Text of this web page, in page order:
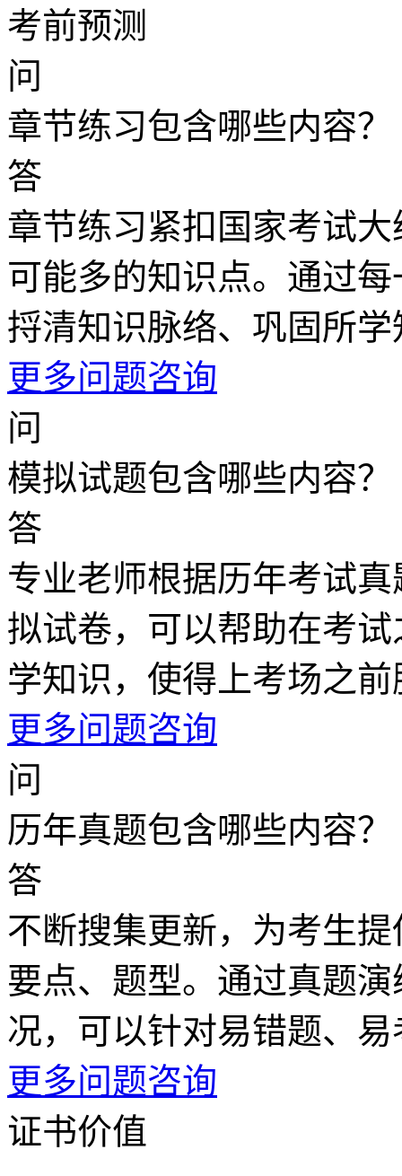
考前预测
问
章节练习包含哪些内容？
答
章节练习紧扣国家考试
可能多的知识点。通过
捋清知识脉络、巩固所学
更多问题咨询
问
模拟试题包含哪些内容？
答
专业老师根据历年考试
拟试卷，可以帮助在考
学知识，使得上考场之
更多问题咨询
问
历年真题包含哪些内容？
答
不断搜集更新，为考生
要点、题型。通过真题
况，可以针对易错题、
更多问题咨询
证书价值